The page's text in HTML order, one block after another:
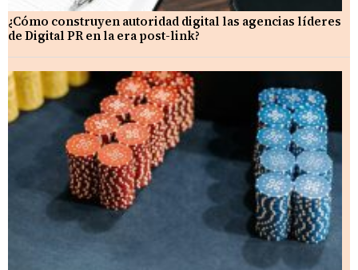
¿Cómo construyen autoridad digital las agencias líderes
de Digital PR en la era post-link?